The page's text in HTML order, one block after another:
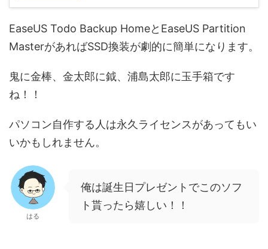
EaseUS Todo Backup HomeとEaseUS Partition
MasterがあればSSD換装が劇的に簡単になります。
鬼に金棒、金太郎に鉞、浦島太郎に玉手箱です
ね！！
パソコン自作する人は永久ライセンスがあってもい
いかもしれません。
はる
俺は誕生日プレゼントでこのソフ
ト貰ったら嬉しい！！